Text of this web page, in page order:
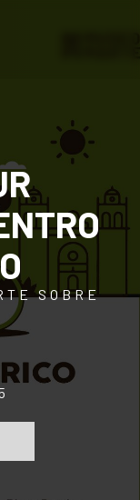
SOBRE